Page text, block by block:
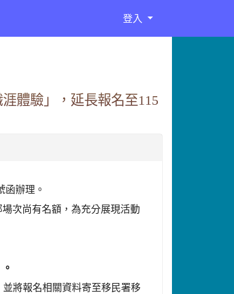
登入
體驗」，延長報名至115
辦理。
次尚有名額，為充分展現活動
將報名相關資料寄至移民署移